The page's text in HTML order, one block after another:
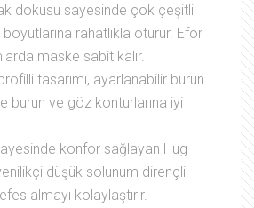
dokusu sayesinde çok çeşitli
rahatlıkla oturur. Efor
maske sabit kalır.
tasarımı, ayarlanabilir burun
burun ve göz konturlarına iyi
konfor sağlayan Hug
düşük solunum dirençli
almayı kolaylaştırır.